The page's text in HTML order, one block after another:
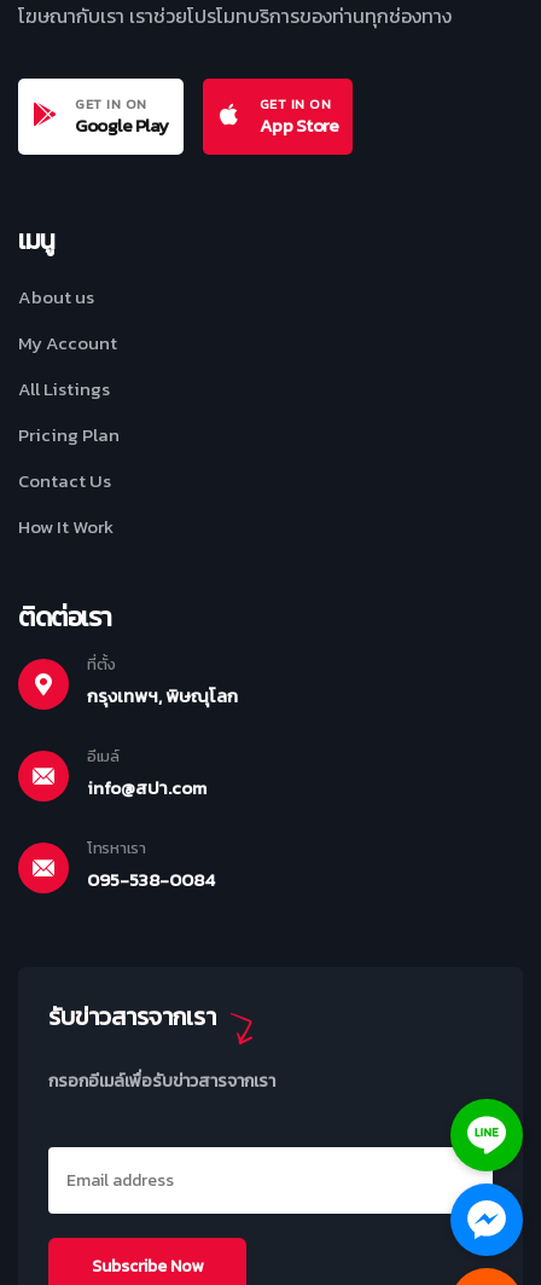
โฆษณากับเรา เราช่วยโปรโมทบริการของท่านทุกช่องทาง
GET IN ON
Google Play
GET IN ON
App Store
เมนู
About us
My Account
All Listings
Pricing Plan
Contact Us
How It Work
ติดต่อเรา
ที่ตั้ง
กรุงเทพฯ, พิษณุโลก
อีเมล์
info@สปา.com
โทรหาเรา
095-538-0084
รับข่าวสารจากเรา
กรอกอีเมล์เพื่อรับข่าวสารจากเรา